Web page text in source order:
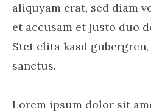
aliquyam erat, sed diam
et accusam et justo duo
Stet clita kasd
sanctus.
Lorem ipsum dolor sit